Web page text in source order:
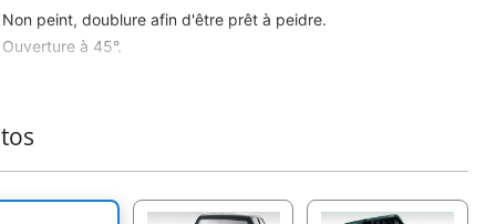
Non peint, doublure afin d'être prêt à peidre.
Ouverture à 45°.
Poids du couvercle 20-25 Kg
Surface lisse.
Possibilité de chargement sur le couvre 150 Kg.